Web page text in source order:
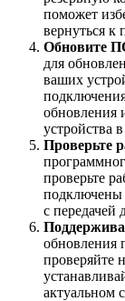
поможет
вернуться к
Обновите
для
ваших
обновления
устройства
Проверьте
проверьте
подключены
с передачей
обновления
проверяйте
актуальном